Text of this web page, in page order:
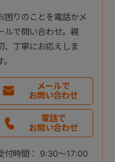
困りのことを電話かメ
ルで問い合わせ。親
、丁寧にお応えしま
。
メールで
お問い合わせ
電話で
お問い合わせ
付時間： 9:30～17:00